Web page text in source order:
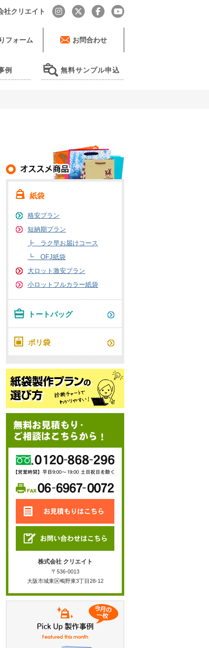
クリエイト
フォーム お問合わせ
例 無料サンプル申込
紙袋
格安プラン
短納期プラン
┣ ラク早お届けコース
┗ OFJ紙袋
大ロット激安プラン
小ロットフルカラー紙袋
トートバッグ
ポリ袋
株式会社 クリエイト
〒536-0013
大阪市城東区鴫野東3丁目28-12